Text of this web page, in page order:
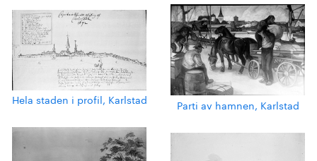
Vi tycker
Publicerat
Bildbank
Om oss
Hela staden i profil, Karlstad Parti av hamnen, Karlstad